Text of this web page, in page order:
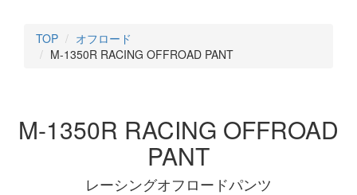
TOP
オフロード
M-1350R RACING OFFROAD PANT
M-1350R RACING OFFROAD
PANT
レーシングオフロードパンツ